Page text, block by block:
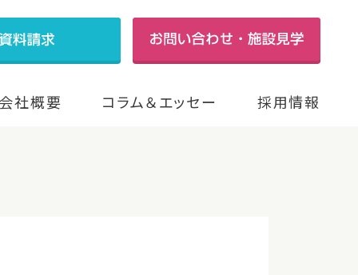
社概要 コラム＆エッセー 採用情報